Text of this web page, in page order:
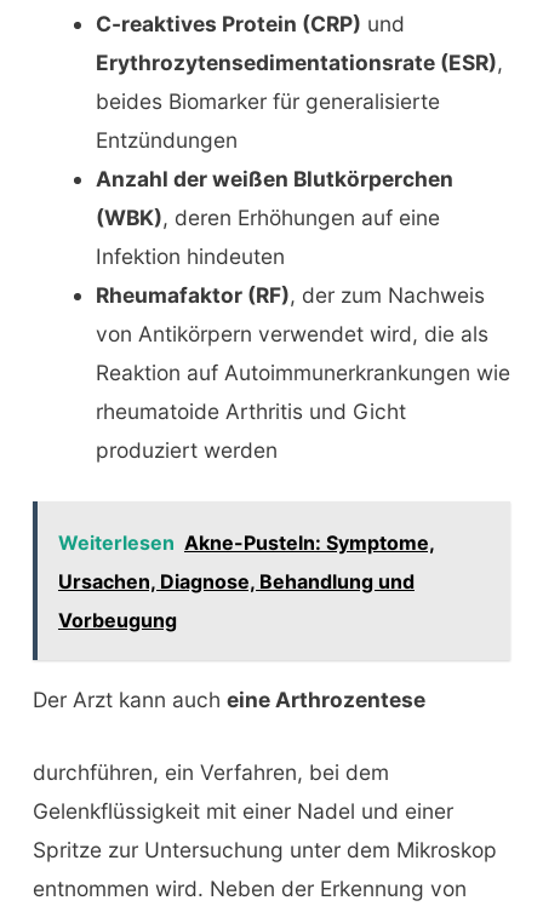
C-reaktives Protein (CRP) und
Erythrozytensedimentationsrate (ESR),
beides Biomarker für generalisierte
Entzündungen
Anzahl der weißen Blutkörperchen
(WBK), deren Erhöhungen auf eine
Infektion hindeuten
Rheumafaktor (RF), der zum Nachweis
von Antikörpern verwendet wird, die als
Reaktion auf Autoimmunerkrankungen wie
rheumatoide Arthritis und Gicht
produziert werden
Weiterlesen Akne-Pusteln: Symptome,
Ursachen, Diagnose, Behandlung und
Vorbeugung
Der Arzt kann auch eine Arthrozentese
durchführen, ein Verfahren, bei dem
Gelenkflüssigkeit mit einer Nadel und einer
Spritze zur Untersuchung unter dem Mikroskop
entnommen wird. Neben der Erkennung von